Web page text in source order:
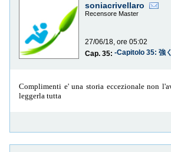
soniacrivellaro
Recensore Master
27/06/18, ore 05:02
Cap. 35:-Capitolo 35: 強
Complimenti e' una storia eccezionale non
leggerla tutta